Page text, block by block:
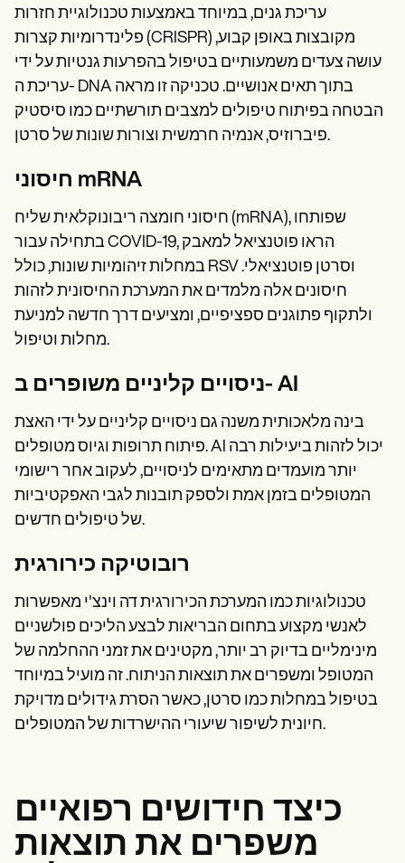
עריכת גנים, במיוחד באמצעות טכנולוגיית חזרות
פלינדרומיות קצרות (CRISPR) מקובצות באופן קבוע,
עושה צעדים משמעותיים בטיפול בהפרעות גנטיות על ידי
עריכת ה- DNA בתוך תאים אנושיים. טכניקה זו מראה
הבטחה בפיתוח טיפולים למצבים תורשתיים כמו סיסטיק
פיברוזיס, אנמיה חרמשית וצורות שונות של סרטן.
חיסוני mRNA
חיסוני חומצה ריבונוקלאית שליח (mRNA), שפותחו
בתחילה עבור COVID-19, הראו פוטנציאל למאבק
במחלות זיהומיות שונות, כולל RSV וסרטן פוטנציאלי.
חיסונים אלה מלמדים את המערכת החיסונית לזהות
ולתקוף פתוגנים ספציפיים, ומציעים דרך חדשה למניעת
מחלות וטיפול.
ניסויים קליניים משופרים ב- AI
בינה מלאכותית משנה גם ניסויים קליניים על ידי האצת
פיתוח תרופות וגיוס מטופלים. AI יכול לזהות ביעילות רבה
יותר מועמדים מתאימים לניסויים, לעקוב אחר רישומי
המטופלים בזמן אמת ולספק תובנות לגבי האפקטיביות
של טיפולים חדשים.
רובוטיקה כירורגית
טכנולוגיות כמו המערכת הכירורגית דה וינצ'י מאפשרות
לאנשי מקצוע בתחום הבריאות לבצע הליכים פולשניים
מינימליים בדיוק רב יותר, מקטינים את זמני ההחלמה של
המטופל ומשפרים את תוצאות הניתוח. זה מועיל במיוחד
בטיפול במחלות כמו סרטן, כאשר הסרת גידולים מדויקת
חיונית לשיפור שיעורי ההישרדות של המטופלים.
כיצד חידושים רפואיים
משפרים את תוצאות